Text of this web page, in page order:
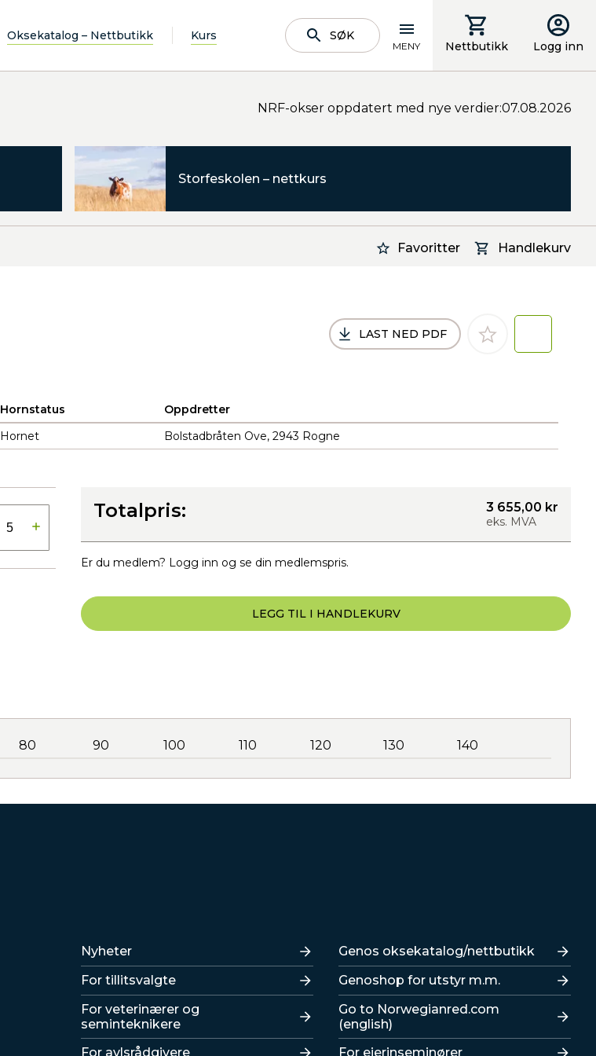
Oksekatalog – Nettbutikk Kurs SØK
MENY Nettbutikk Logg inn
NRF-okser oppdatert med nye verdier:07.08.2026
Storfeskolen – nettkurs
Favoritter Handlekurv
LAST NED PDF
Hornstatus
Oppdretter
Hornet Bolstadbråten Ove, 2943 Rogne
Totalpris: 3 655,00 kr
eks. MVA
Er du medlem? Logg inn og se din medlemspris.
LEGG TIL I HANDLEKURV
80 90 100 110 120 130 140
Lenker
Nyheter
For tillitsvalgte
For veterinærer og
seminteknikere
For avlsrådgivere
Lenker
Genos oksekatalog/nettbutikk
Genoshop for utstyr m.m.
Go to Norwegianred.com
(english)
For eierinseminører